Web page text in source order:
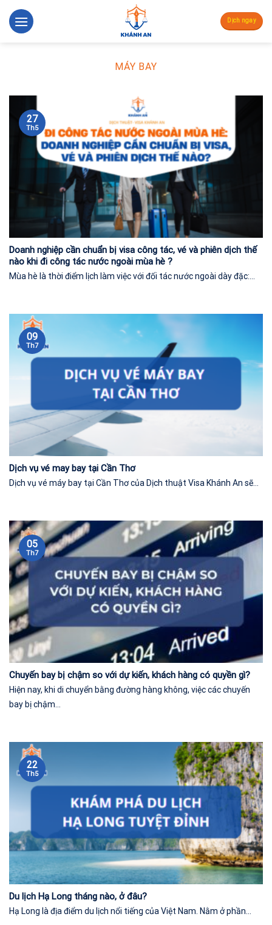
Skip
to
Dịch ngay
MÁY BAY
Doanh nghiệp cần chuẩn bị visa công tác, vé và phiên dịch thế
nào khi đi công tác nước ngoài mùa hè ?
Mùa hè là thời điểm lịch làm việc với đối tác nước ngoài dày đặc:...
27
Th5
Dịch vụ vé may bay tại Cần Thơ
Dịch vụ vé máy bay tại Cần Thơ của Dịch thuật Visa Khánh An sẽ...
09
Th7
Chuyến bay bị chậm so với dự kiến, khách hàng có quyền gì?
Hiện nay, khi di chuyển bằng đường hàng không, việc các chuyến
bay bị chậm...
05
Th7
Du lịch Hạ Long tháng nào, ở đâu?
Hạ Long là địa điểm du lịch nổi tiếng của Việt Nam. Nằm ở phần...
22
Th5